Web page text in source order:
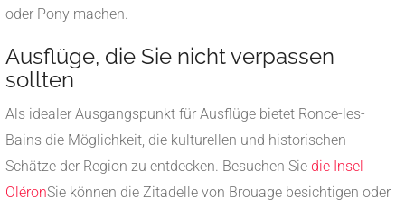
oder Pony machen.
Ausflüge, die Sie nicht verpassen
sollten
Als idealer Ausgangspunkt für Ausflüge bietet Ronce-les-
Bains die Möglichkeit, die kulturellen und historischen
Schätze der Region zu entdecken. Besuchen Sie die Insel
OléronSie können die Zitadelle von Brouage besichtigen oder